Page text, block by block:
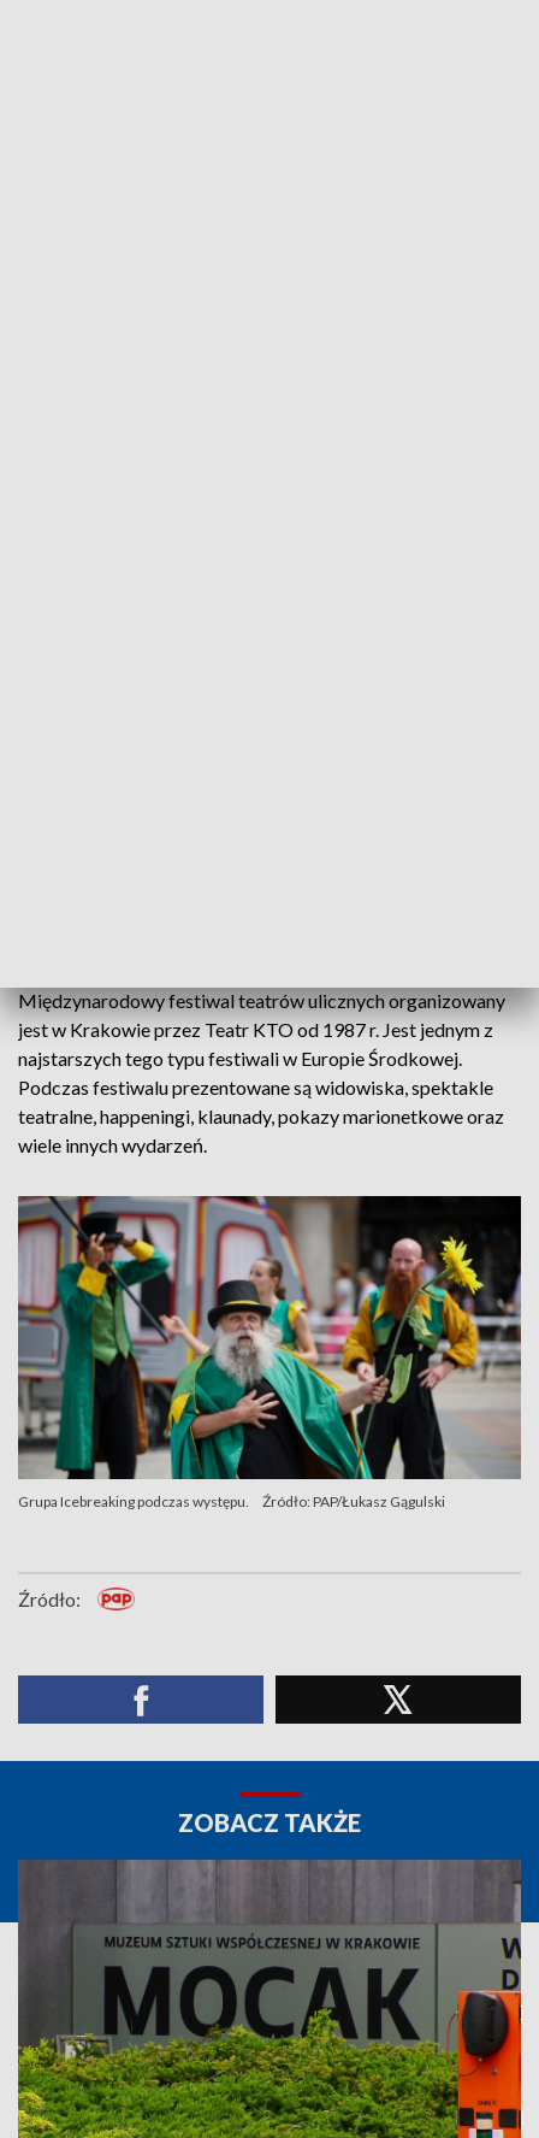
Międzynarodowy festiwal teatrów ulicznych organizowany
jest w Krakowie przez Teatr KTO od 1987 r. Jest jednym z
najstarszych tego typu festiwali w Europie Środkowej.
Podczas festiwalu prezentowane są widowiska, spektakle
teatralne, happeningi, klaunady, pokazy marionetkowe oraz
wiele innych wydarzeń.
Grupa Icebreaking podczas występu. Źródło: PAP/Łukasz Gągulski
Źródło:
ZOBACZ TAKŻE